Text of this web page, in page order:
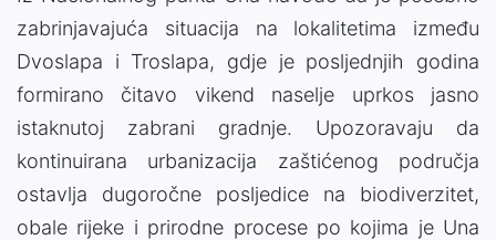
zabrinjavajuća situacija na lokalitetima između
Dvoslapa i Troslapa, gdje je posljednjih godina
formirano čitavo vikend naselje uprkos jasno
istaknutoj zabrani gradnje. Upozoravaju da
kontinuirana urbanizacija zaštićenog područja
ostavlja dugoročne posljedice na biodiverzitet,
obale rijeke i prirodne procese po kojima je Una